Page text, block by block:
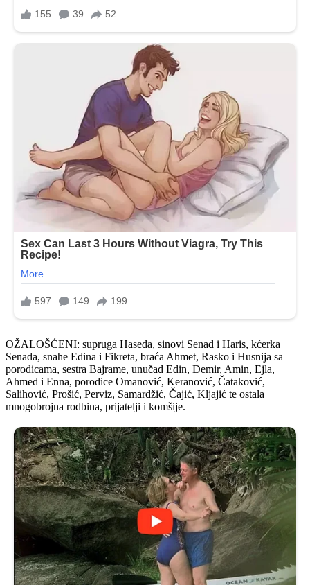
OŽALOŠĆENI: supruga Haseda, sinovi Senad i Haris, kćerka
Senada, snahe Edina i Fikreta, braća Ahmet, Rasko i Husnija sa
porodicama, sestra Bajrame, unučad Edin, Demir, Amin, Ejla,
Ahmed i Enna, porodice Omanović, Keranović, Čataković,
Salihović, Prošić, Perviz, Samardžić, Čajić, Kljajić te ostala
mnogobrojna rodbina, prijatelji i komšije.